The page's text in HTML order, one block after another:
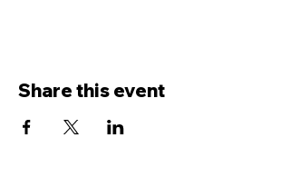
Share this event